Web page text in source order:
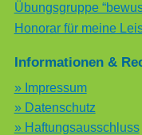
Übungsgruppe
Honorar für meine
Informationen &
» Impressum
» Datenschutz
» Haftungsausschluss